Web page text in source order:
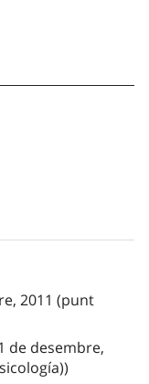
2011 (punt
de desembre,